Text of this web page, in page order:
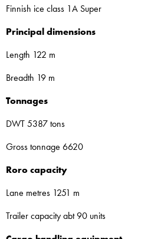
Finnish ice class 1A Super
Principal dimensions
Length 122 m
Breadth 19 m
Tonnages
DWT 5387 tons
Gross tonnage 6620
Roro capacity
Lane metres 1251 m
Trailer capacity abt 90 units